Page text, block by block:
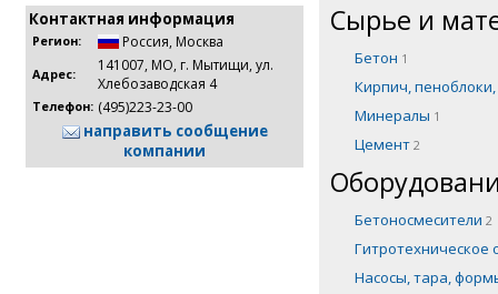
Контактная информация
Регион: Россия, Москва
Адрес:
141007, МО, г. Мытищи, ул.
Хлебозаводская 4
Телефон: (495)223-23-00
направить сообщение
компании
Сырье и
Бетон 1
Кирпич,
Минералы 1
Цемент 2
Бетоносмесители 2
Насосы, тара,